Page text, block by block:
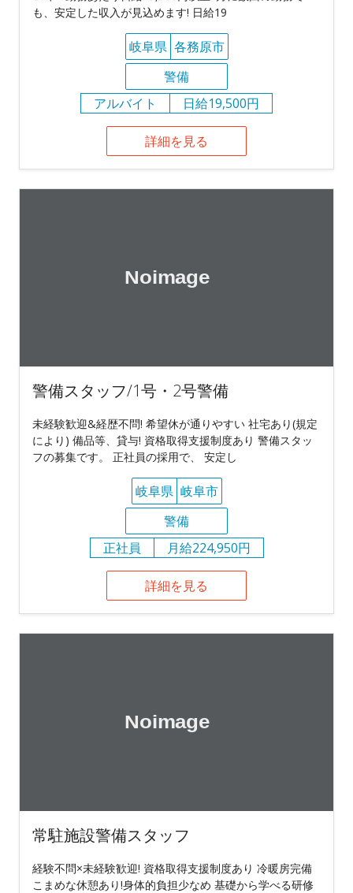
も、安定した収入が見込めます! 日給19
岐阜県 各務原市
警備
アルバイト
日給19,500円
詳細を見る
警備スタッフ/1号・2号警備
未経験歓迎&経歴不問! 希望休が通りやすい 社宅あり(規定
により) 備品等、貸与! 資格取得支援制度あり 警備スタッ
フの募集です。 正社員の採用で、 安定し
岐阜県 岐阜市
警備
正社員
月給224,950円
詳細を見る
常駐施設警備スタッフ
経験不問×未経験歓迎! 資格取得支援制度あり 冷暖房完備
こまめな休憩あり!身体的負担少なめ 基礎から学べる研修